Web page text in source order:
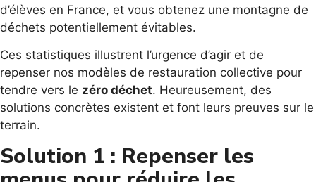
d’élèves en France, et vous obtenez une montagne de
déchets potentiellement évitables.
Ces statistiques illustrent l’urgence d’agir et de
repenser nos modèles de restauration collective pour
tendre vers le zéro déchet. Heureusement, des
solutions concrètes existent et font leurs preuves sur le
terrain.
Solution 1 : Repenser les